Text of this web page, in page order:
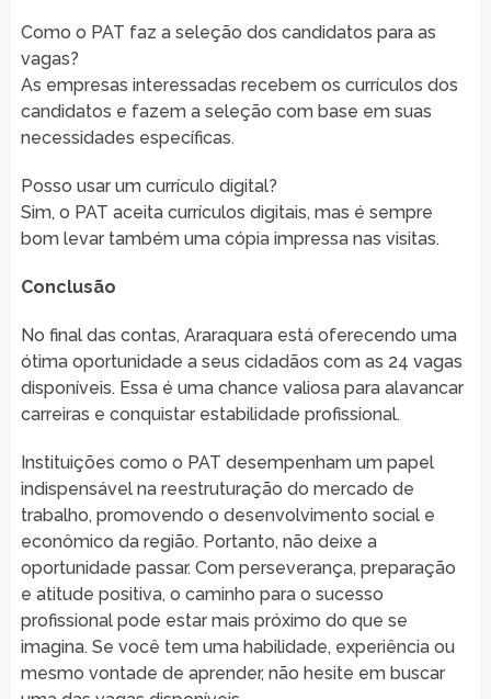
Como o PAT faz a seleção dos candidatos para as
vagas?
As empresas interessadas recebem os currículos dos
candidatos e fazem a seleção com base em suas
necessidades específicas.
Posso usar um currículo digital?
Sim, o PAT aceita currículos digitais, mas é sempre
bom levar também uma cópia impressa nas visitas.
Conclusão
No final das contas, Araraquara está oferecendo uma
ótima oportunidade a seus cidadãos com as 24 vagas
disponíveis. Essa é uma chance valiosa para alavancar
carreiras e conquistar estabilidade profissional.
Instituições como o PAT desempenham um papel
indispensável na reestruturação do mercado de
trabalho, promovendo o desenvolvimento social e
econômico da região. Portanto, não deixe a
oportunidade passar. Com perseverança, preparação
e atitude positiva, o caminho para o sucesso
profissional pode estar mais próximo do que se
imagina. Se você tem uma habilidade, experiência ou
mesmo vontade de aprender, não hesite em buscar